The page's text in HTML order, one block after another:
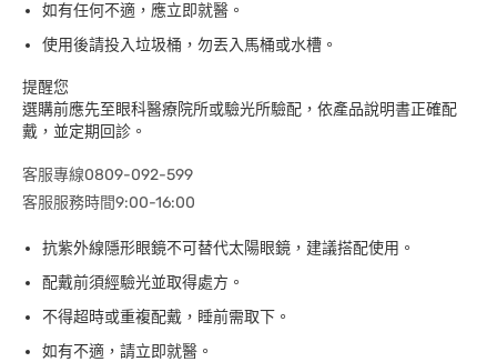
如有任何不適，應立即就醫。
使用後請投入垃圾桶，勿丟入馬桶或水槽。
提醒您
選購前應先至眼科醫療院所或驗光所驗配，依產品說明書正確配
戴，並定期回診。
客服專線0809-092-599
客服服務時間9:00-16:00
抗紫外線隱形眼鏡不可替代太陽眼鏡，建議搭配使用。
配戴前須經驗光並取得處方。
不得超時或重複配戴，睡前需取下。
如有不適，請立即就醫。